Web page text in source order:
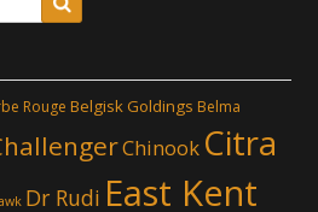
Rouge Belgisk Goldings Belma
Chinook Citra
Dr Rudi East Kent